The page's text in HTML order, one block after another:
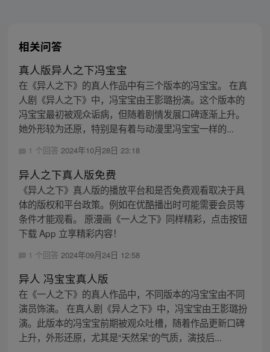
相关问答
真人版异人之下冯宝宝
在《异人之下》的真人作品中有三个版本的冯宝宝。 在真
人剧《异人之下》中，冯宝宝由王影璐扮演。这个版本的
冯宝宝最初被观众诟病，但随着剧情发展口碑逐渐上升。
她外形较为还原，特别是有着与动漫里冯宝宝一样的...
1 个回答 2024年10月28日 23:18
异人之下真人版免费
《异人之下》真人版的播放平台和是否免费观看取决于具
体的版权和平台政策。例如在优酷播出时可能需要会员等
条件才能观看。 原漫画《一人之下》同样精彩，点击按钮
下载 App 立享精彩内容！
1 个回答 2024年09月24日 12:58
异人 冯宝宝真人版
在《一人之下》的真人作品中，不同版本的冯宝宝由不同
演员饰演。 在真人剧《异人之下》中，冯宝宝由王影璐扮
演。此版本的冯宝宝前期被观众吐槽，随着作品更新口碑
上升，外形还原，尤其是“天然呆”的气质，演技后...